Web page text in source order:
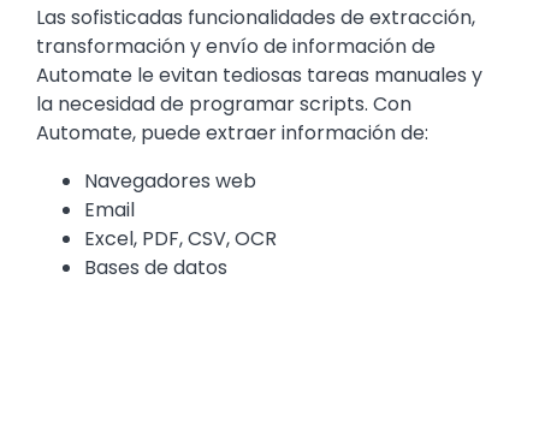
Las sofisticadas funcionalidades de extracción,
transformación y envío de información de
Automate le evitan tediosas tareas manuales y
la necesidad de programar scripts. Con
Automate, puede extraer información de:
Navegadores web
Email
Excel, PDF, CSV, OCR
Bases de datos